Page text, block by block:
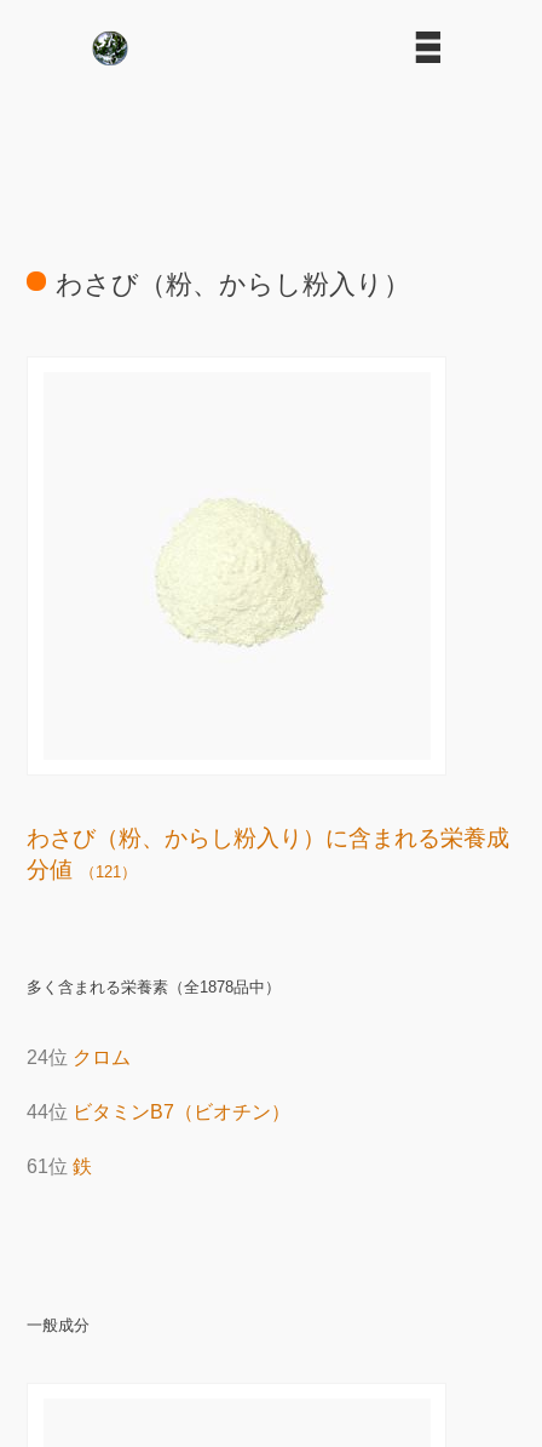
わさび（粉、からし粉入り）
わさび（粉、からし粉入り）に含まれる栄養成
分値
（121）
多く含まれる栄養素（全1878品中）
24位 クロム
44位 ビタミンB7（ビオチン）
61位鉄
一般成分